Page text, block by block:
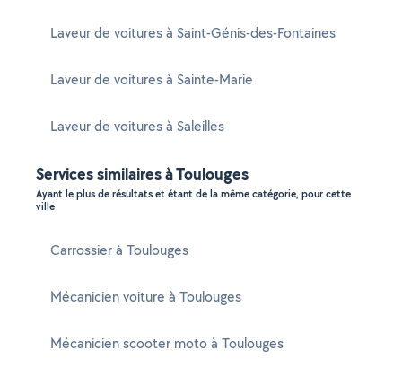
Laveur de voitures à Saint-Génis-des-Fontaines
Laveur de voitures à Sainte-Marie
Laveur de voitures à Saleilles
Services similaires à Toulouges
Ayant le plus de résultats et étant de la même catégorie, pour cette
ville
Carrossier à Toulouges
Mécanicien voiture à Toulouges
Mécanicien scooter moto à Toulouges